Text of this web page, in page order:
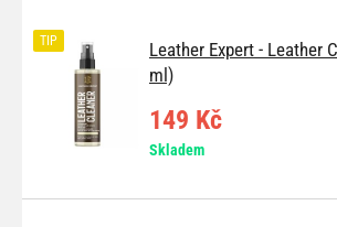
Leather Expert - Leather
ml)
TIP
149 Kč
Skladem